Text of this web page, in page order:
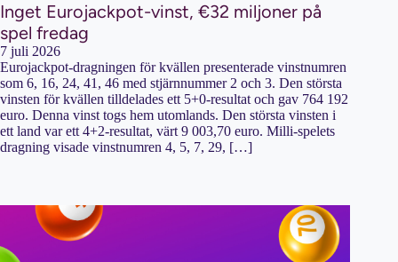
Inget Eurojackpot-vinst, €32 miljoner på
spel fredag
7 juli 2026
Eurojackpot-dragningen för kvällen presenterade vinstnumren
som 6, 16, 24, 41, 46 med stjärnnummer 2 och 3. Den största
vinsten för kvällen tilldelades ett 5+0-resultat och gav 764 192
euro. Denna vinst togs hem utomlands. Den största vinsten i
ett land var ett 4+2-resultat, värt 9 003,70 euro. Milli-spelets
dragning visade vinstnumren 4, 5, 7, 29, […]